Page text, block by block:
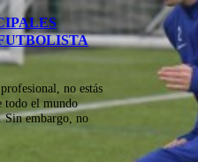
no estás
todo el mundo
Sin embargo, no